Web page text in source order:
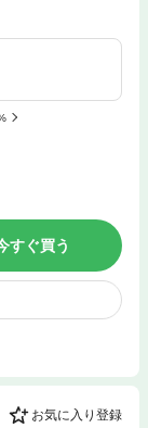
すぐ買う
お気に入り登録